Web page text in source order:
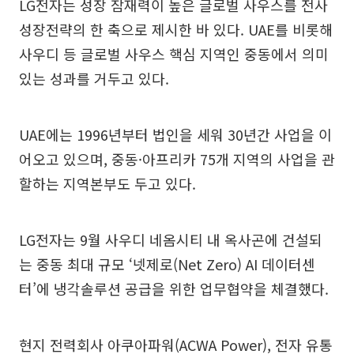
LG전자는 성장 잠재력이 높은 글로벌 사우스를 전사
성장전략의 한 축으로 제시한 바 있다. UAE를 비롯해
사우디 등 글로벌 사우스 핵심 지역인 중동에서 의미
있는 성과를 거두고 있다.
UAE에는 1996년부터 법인을 세워 30년간 사업을 이
어오고 있으며, 중동·아프리카 75개 지역의 사업을 관
할하는 지역본부도 두고 있다.
LG전자는 9월 사우디 네옴시티 내 옥사곤에 건설되
는 중동 최대 규모 ‘넷제로(Net Zero) AI 데이터센
터’에 냉각솔루션 공급을 위한 업무협약을 체결했다.
현지 전력회사 아쿠아파워(ACWA Power), 전자 유통